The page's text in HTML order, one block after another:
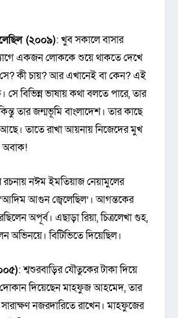
(২০০৯): খুব সকালে বাসার
একজন লোককে শুয়ে থাকতে দেখে
কী চায়? আর এখানেই বা কেন? এই
বিভিন্ন ভাষায় কথা বলতে পারে, তার
তার জন্মভূমি বাংলাদেশ। তার কাছে
তাতে রাখা আয়নায় নিজেদের মুখ
অবাক!
নঈম ইমতিয়াজ নেয়ামুলের
আগুন জ্বেলেছিল’। আগন্তকের
অপূর্ব। এছাড়া রিয়া, চিত্রলেখা গুহ,
অভিনয়ে। বিটিভিতে দিয়েছিল।
: শ্বশুরবাড়ির যৌতুকের টাকা দিয়ে
দোকান দিয়েছেন মাহফুজ আহমেদ, তার
নজরদারিতে রাখেন। মাহফুজের